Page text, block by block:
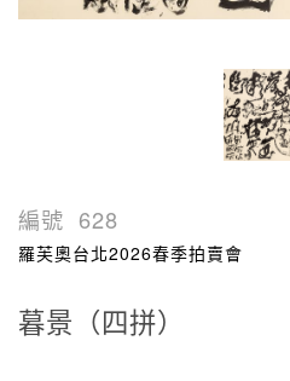
編號 628
羅芙奧台北2026春季拍賣會
暮景（四拼）